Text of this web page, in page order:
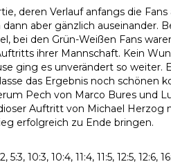
deren Verlauf anfangs die
aber gänzlich auseinander.
bei den Grün-Weißen Fans
ihrer Mannschaft. Kein
ging es unverändert so
das Ergebnis noch schönen
Pech von Marco Bures und
Auftritt von Michael Herzog
erfolgreich zu Ende bringen.
5:3, 10:3, 10:4, 11:4, 11:5, 12:5, 12:6,